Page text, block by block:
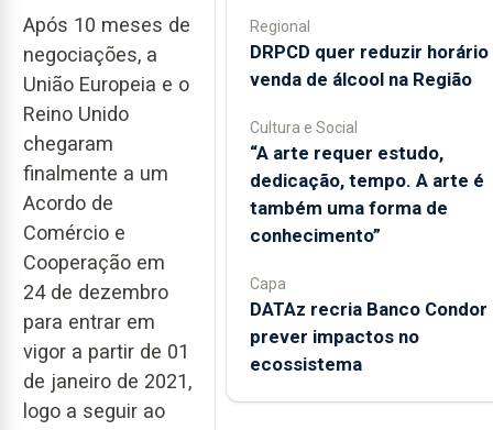
Após 10 meses de
negociações, a
União Europeia e o
Reino Unido
chegaram
finalmente a um
Acordo de
Comércio e
Cooperação em
24 de dezembro
para entrar em
vigor a partir de 01
de janeiro de 2021,
logo a seguir ao
Regional
DRPCD quer reduzir horário
venda de álcool na Região
Cultura e Social
“A arte requer estudo,
dedicação, tempo. A arte é
também uma forma de
conhecimento”
Capa
DATAz recria Banco Condor
prever impactos no
ecossistema